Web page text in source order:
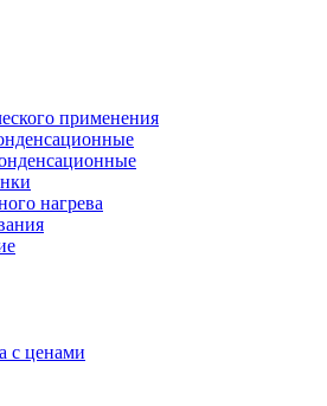
применения
нагрева
с ценами